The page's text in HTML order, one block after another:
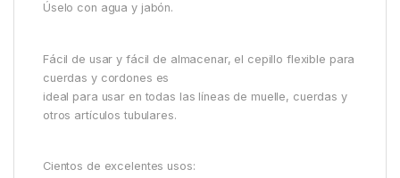
Úselo con agua y jabón.
Fácil de usar y fácil de almacenar, el cepillo flexible para
cuerdas y cordones es
ideal para usar en todas las líneas de muelle, cuerdas y
otros artículos tubulares.
Cientos de excelentes usos: